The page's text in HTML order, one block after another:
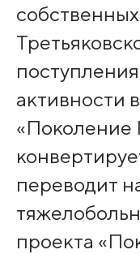
активности
переводит
проекта